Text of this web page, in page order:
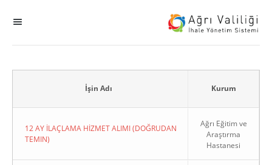
İşin Adı Kurum
12 AY İLAÇLAMA HİZMET ALIMI (DOĞRUDAN
TEMIN)
Ağrı Eğitim ve
Araştırma
Hastanesi